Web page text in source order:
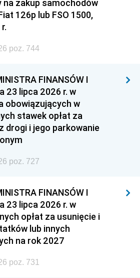
na zakup samochodów
126p lub FSO 1500,
poz. 744
FINANSÓW I
23 lipca 2026 r. w
obowiązujących w
stawek opłat za
drogi i jego parkowanie
poz. 727
FINANSÓW I
23 lipca 2026 r. w
opłat za usunięcie i
lub innych
na rok 2027
poz. 731